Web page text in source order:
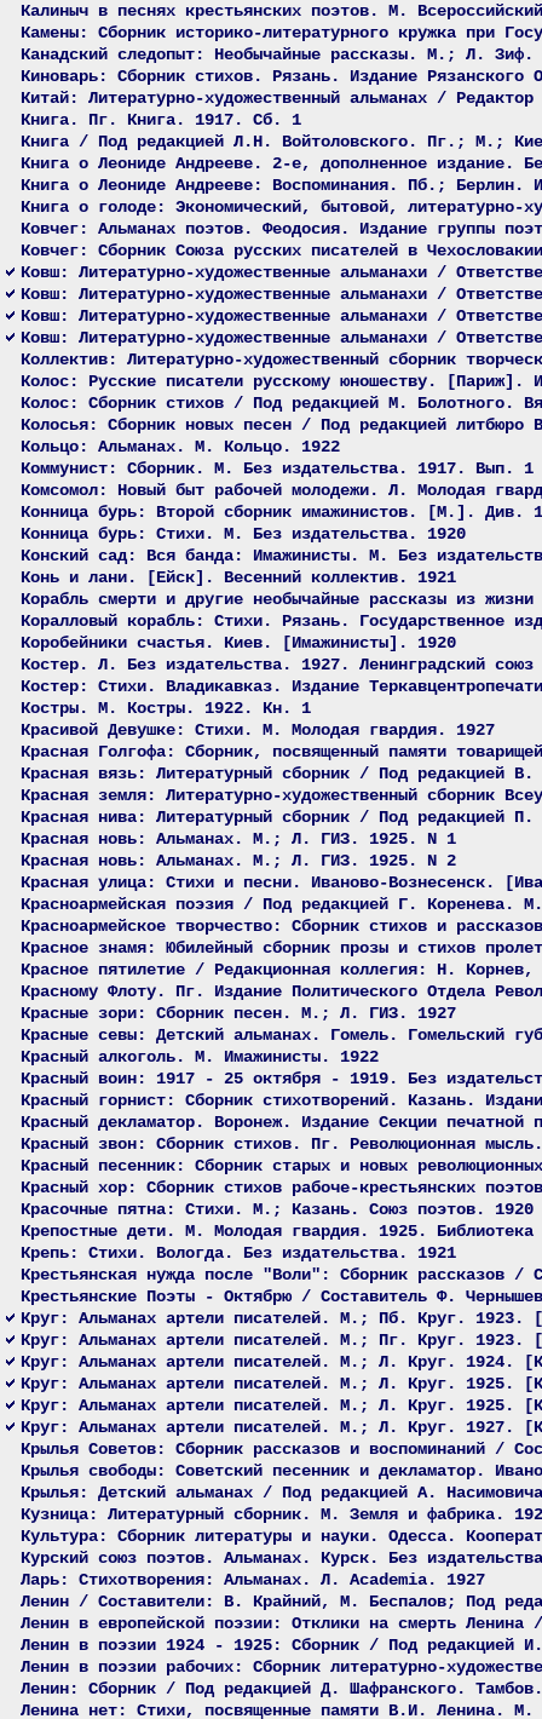
Калиныч в песнях крестьянских поэтов. М.
Камены: Сборник историко-литературного кружка при
Канадский следопыт: Необычайные рассказы. М.; Л.
Киноварь: Сборник стихов. Рязань. Издание Рязанского
Китай: Литературно-художественный альманах /
Книга. Пг. Книга. 1917. Сб. 1
Книга / Под редакцией Л.Н. Войтоловского. Пг.; М.;
Книга о Леониде Андрееве. 2-е, дополненное издание.
Книга о Леониде Андрееве: Воспоминания. Пб.; Берлин.
Книга о голоде: Экономический, бытовой, литературно-
Ковчег: Альманах поэтов. Феодосия. Издание группы
Ковчег: Сборник Союза русских писателей в
Ковш: Литературно-художественные альманахи /
Ковш: Литературно-художественные альманахи /
Ковш: Литературно-художественные альманахи /
Ковш: Литературно-художественные альманахи /
Коллектив: Литературно-художественный сборник
Колос: Русские писатели русскому юношеству. [Париж].
Колос: Сборник стихов / Под редакцией М. Болотного.
Колосья: Сборник новых песен / Под редакцией
Кольцо: Альманах. М. Кольцо. 1922
Коммунист: Сборник. М. Без издательства. 1917. Вып. 1
Комсомол: Новый быт рабочей молодежи. Л. Молодая
Конница бурь: Второй сборник имажинистов. [М.]. Див.
Конница бурь: Стихи. М. Без издательства. 1920
Конский сад: Вся банда: Имажинисты. М. Без
Конь и лани. [Ейск]. Весенний коллектив. 1921
Корабль смерти и другие необычайные рассказы из
Коралловый корабль: Стихи. Рязань. Государственное
Коробейники счастья. Киев. [Имажинисты]. 1920
Костер. Л. Без издательства. 1927. Ленинградский союз
Костер: Стихи. Владикавказ. Издание
Костры. М. Костры. 1922. Кн. 1
Красивой Девушке: Стихи. М. Молодая гвардия. 1927
Красная Голгофа: Сборник, посвященный памяти
Красная вязь: Литературный сборник / Под редакцией
Красная земля: Литературно-художественный сборник
Красная нива: Литературный сборник / Под редакцией
Красная новь: Альманах. М.; Л. ГИЗ. 1925. N 1
Красная новь: Альманах. М.; Л. ГИЗ. 1925. N 2
Красная улица: Стихи и песни. Иваново-Вознесенск.
Красноармейская поэзия / Под редакцией Г. Коренева.
Красноармейское творчество: Сборник стихов и
Красное знамя: Юбилейный сборник прозы и стихов
Красное пятилетие / Редакционная коллегия: Н.
Красному Флоту. Пг. Издание Политического Отдела
Красные зори: Сборник песен. М.; Л. ГИЗ. 1927
Красные севы: Детский альманах. Гомель. Гомельский
Красный алкоголь. М. Имажинисты. 1922
Красный воин: 1917 - 25 октября - 1919. Без
Красный горнист: Сборник стихотворений. Казань.
Красный декламатор. Воронеж. Издание Секции
Красный звон: Сборник стихов. Пг. Революционная
Красный песенник: Сборник старых и новых
Красный хор: Сборник стихов рабоче-крестьянских
Красочные пятна: Стихи. М.; Казань. Союз поэтов. 1920
Крепостные дети. М. Молодая гвардия. 1925.
Крепь: Стихи. Вологда. Без издательства. 1921
Крестьянская нужда после "Воли": Сборник
Крестьянские Поэты - Октябрю / Составитель Ф.
Круг: Альманах артели писателей. М.; Пб. Круг.
Круг: Альманах артели писателей. М.; Пг. Круг.
Круг: Альманах артели писателей. М.; Л. Круг. 1924.
Круг: Альманах артели писателей. М.; Л. Круг. 1925.
Круг: Альманах артели писателей. М.; Л. Круг. 1925.
Круг: Альманах артели писателей. М.; Л. Круг. 1927.
Крылья Советов: Сборник рассказов и воспоминаний /
Крылья свободы: Советский песенник и декламатор.
Крылья: Детский альманах / Под редакцией А.
Кузница: Литературный сборник. М. Земля и фабрика.
Культура: Сборник литературы и науки. Одесса.
Курский союз поэтов. Альманах. Курск. Без
Ларь: Стихотворения: Альманах. Л. Academia. 1927
Ленин / Составители: В. Крайний, М. Беспалов; Под
Ленин в европейской поэзии: Отклики на смерть
Ленин в поэзии 1924 - 1925: Сборник / Под редакцией
Ленин в поэзии рабочих: Сборник литературно-
Ленин: Сборник / Под редакцией Д. Шафранского.
Ленина нет: Стихи, посвященные памяти В.И. Ленина.